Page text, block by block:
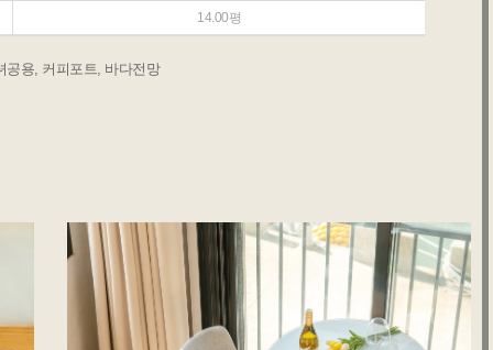
14.00평
공용, 커피포트, 바다전망